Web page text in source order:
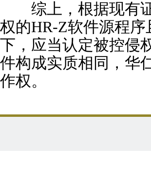
综上，根据现有证
权的HR-Z软件源程
下，应当认定被控侵
件构成实质相同，华
作权。